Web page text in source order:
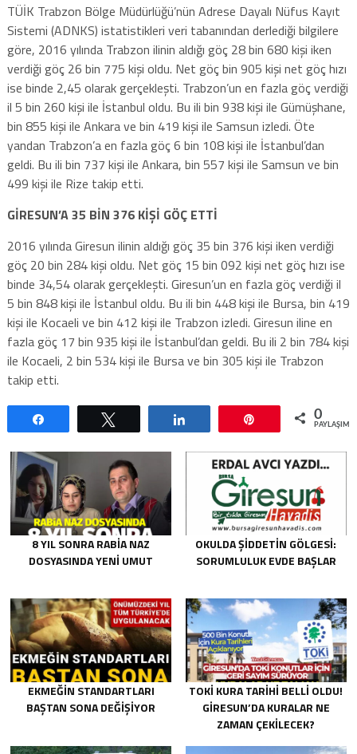
TÜİK Trabzon Bölge Müdürlüğü’nün Adrese Dayalı Nüfus Kayıt
Sistemi (ADNKS) istatistikleri veri tabanından derlediği bilgilere
göre, 2016 yılında Trabzon ilinin aldığı göç 28 bin 680 kişi iken
verdiği göç 26 bin 775 kişi oldu. Net göç bin 905 kişi net göç hızı
ise binde 2,45 olarak gerçekleşti. Trabzon’un en fazla göç verdiği
il 5 bin 260 kişi ile İstanbul oldu. Bu ili bin 938 kişi ile Gümüşhane,
bin 855 kişi ile Ankara ve bin 419 kişi ile Samsun izledi. Öte
yandan Trabzon’a en fazla göç 6 bin 108 kişi ile İstanbul’dan
geldi. Bu ili bin 737 kişi ile Ankara, bin 557 kişi ile Samsun ve bin
499 kişi ile Rize takip etti.
GİRESUN’A 35 BİN 376 KİŞİ GÖÇ ETTİ
2016 yılında Giresun ilinin aldığı göç 35 bin 376 kişi iken verdiği
göç 20 bin 284 kişi oldu. Net göç 15 bin 092 kişi net göç hızı ise
binde 34,54 olarak gerçekleşti. Giresun’un en fazla göç verdiği il
5 bin 848 kişi ile İstanbul oldu. Bu ili bin 448 kişi ile Bursa, bin 419
kişi ile Kocaeli ve bin 412 kişi ile Trabzon izledi. Giresun iline en
fazla göç 17 bin 935 kişi ile İstanbul’dan geldi. Bu ili 2 bin 784 kişi
ile Kocaeli, 2 bin 534 kişi ile Bursa ve bin 305 kişi ile Trabzon
takip etti.
0
8 YIL SONRA RABIA NAZ
DOSYASINDA YENI UMUT
OKULDA ŞIDDETIN GÖLGESI:
SORUMLULUK EVDE BAŞLAR
EKMEĞIN STANDARTLARI
BAŞTAN SONA DEĞIŞIYOR
TOKİ KURA TARIHI BELLI OLDU!
GIRESUN’DA KURALAR NE
ZAMAN ÇEKILECEK?